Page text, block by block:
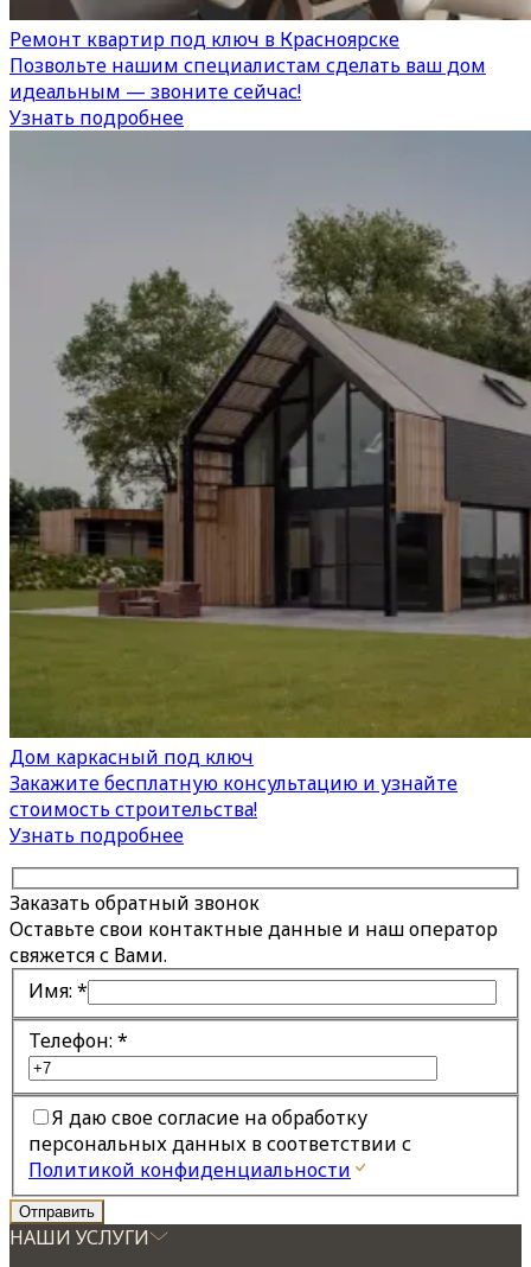
Ремонт квартир под ключ в Красноярске
Позвольте нашим специалистам сделать ваш дом
идеальным — звоните сейчас!
Узнать подробнее
Дом каркасный под ключ
Закажите бесплатную консультацию и узнайте
стоимость строительства!
Узнать подробнее
Заказать обратный звонок
Оставьте свои контактные данные и наш оператор
свяжется с Вами.
Имя: *
Телефон: *
Я даю свое согласие на обработку
персональных данных в соответствии с
Политикой конфиденциальности
НАШИ УСЛУГИ